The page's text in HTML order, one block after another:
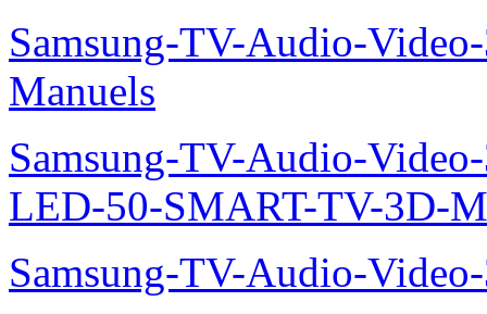
Samsung-TV-Audio-
Manuels
Samsung-TV-Audio-
LED-50-SMART-TV-3D-
Samsung-TV-Audio-